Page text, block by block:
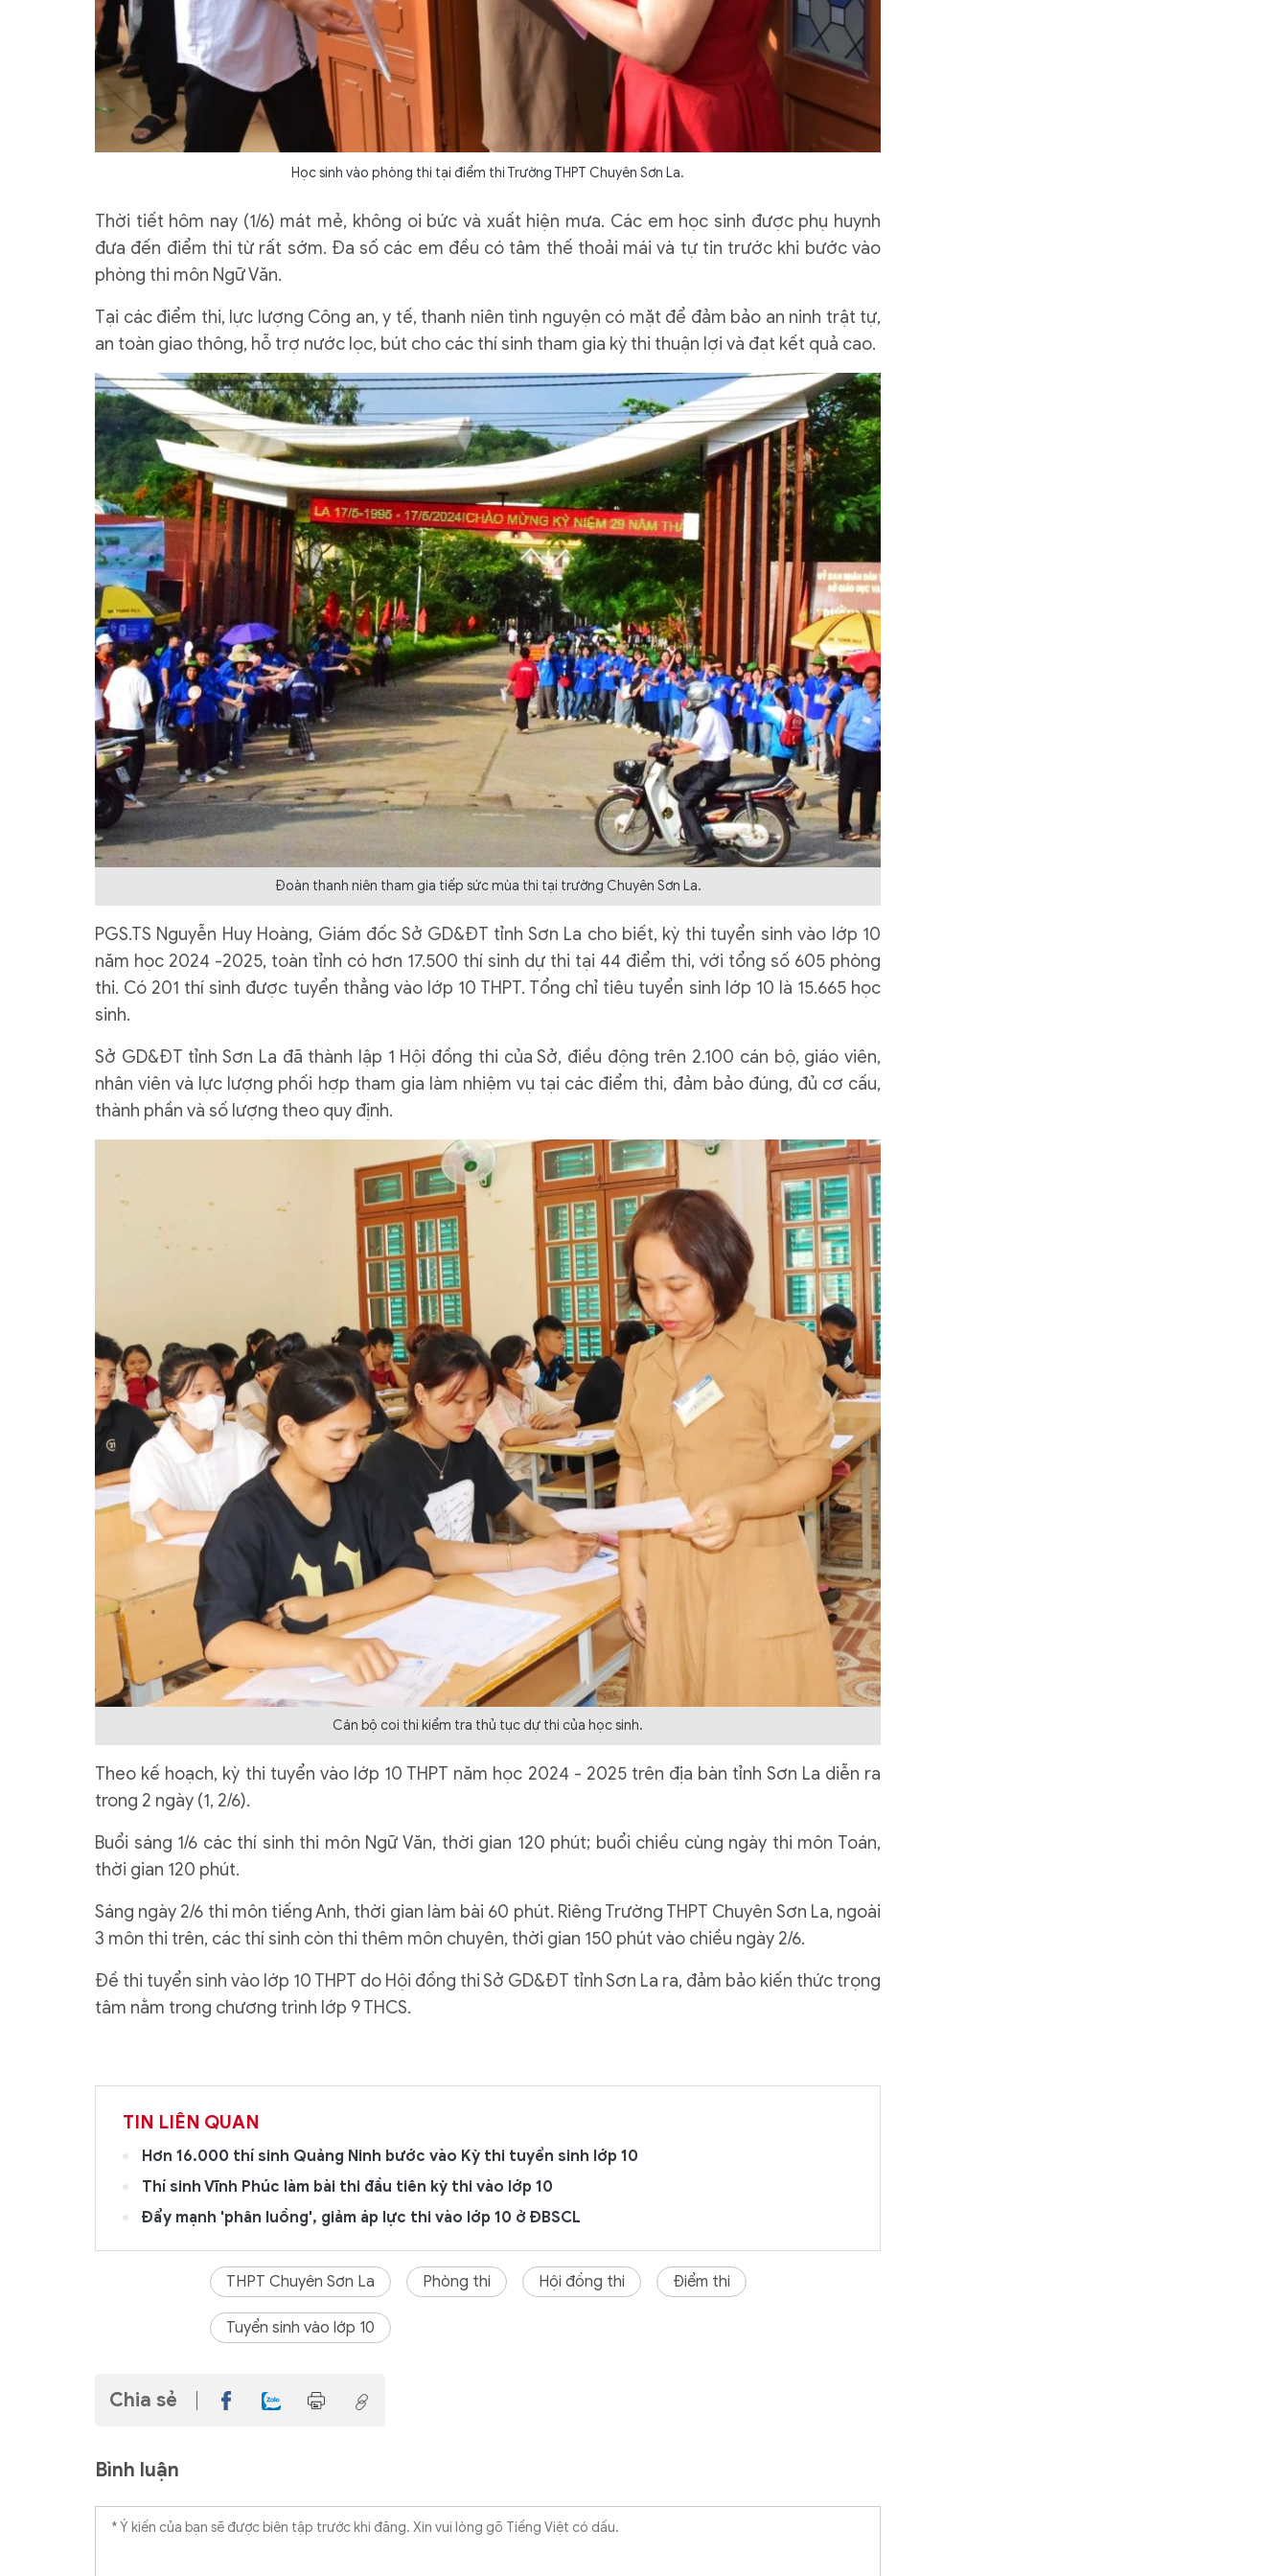
Học sinh vào phòng thi tại điểm thi Trường THPT Chuyên Sơn La.
Thời tiết hôm nay (1/6) mát mẻ, không oi bức và xuất hiện mưa. Các em học sinh được phụ huynh
đưa đến điểm thi từ rất sớm. Đa số các em đều có tâm thế thoải mái và tự tin trước khi bước vào
phòng thi môn Ngữ Văn.
Tại các điểm thi, lực lượng Công an, y tế, thanh niên tình nguyện có mặt để đảm bảo an ninh trật tự,
an toàn giao thông, hỗ trợ nước lọc, bút cho các thí sinh tham gia kỳ thi thuận lợi và đạt kết quả cao.
Đoàn thanh niên tham gia tiếp sức mùa thi tại trường Chuyên Sơn La.
PGS.TS Nguyễn Huy Hoàng, Giám đốc Sở GD&ĐT tỉnh Sơn La cho biết, kỳ thi tuyển sinh vào lớp 10
năm học 2024 -2025, toàn tỉnh có hơn 17.500 thí sinh dự thi tại 44 điểm thi, với tổng số 605 phòng
thi. Có 201 thí sinh được tuyển thẳng vào lớp 10 THPT. Tổng chỉ tiêu tuyển sinh lớp 10 là 15.665 học
sinh.
Sở GD&ĐT tỉnh Sơn La đã thành lập 1 Hội đồng thi của Sở, điều động trên 2.100 cán bộ, giáo viên,
nhân viên và lực lượng phối hợp tham gia làm nhiệm vụ tại các điểm thi, đảm bảo đúng, đủ cơ cấu,
thành phần và số lượng theo quy định.
Cán bộ coi thi kiểm tra thủ tục dự thi của học sinh.
Theo kế hoạch, kỳ thi tuyển vào lớp 10 THPT năm học 2024 - 2025 trên địa bàn tỉnh Sơn La diễn ra
trong 2 ngày (1, 2/6).
Buổi sáng 1/6 các thí sinh thi môn Ngữ Văn, thời gian 120 phút; buổi chiều cùng ngày thi môn Toán,
thời gian 120 phút.
Sáng ngày 2/6 thi môn tiếng Anh, thời gian làm bài 60 phút. Riêng Trường THPT Chuyên Sơn La, ngoài
3 môn thi trên, các thí sinh còn thi thêm môn chuyên, thời gian 150 phút vào chiều ngày 2/6.
Đề thi tuyển sinh vào lớp 10 THPT do Hội đồng thi Sở GD&ĐT tỉnh Sơn La ra, đảm bảo kiến thức trọng
tâm nằm trong chương trình lớp 9 THCS.
TIN LIÊN QUAN
Hơn 16.000 thí sinh Quảng Ninh bước vào Kỳ thi tuyển sinh lớp 10
Thí sinh Vĩnh Phúc làm bài thi đầu tiên kỳ thi vào lớp 10
Đẩy mạnh 'phân luồng', giảm áp lực thi vào lớp 10 ở ĐBSCL
THPT Chuyên Sơn La Phòng thi Hội đồng thi Điểm thi
Tuyển sinh vào lớp 10
Chia sẻ
Bình luận